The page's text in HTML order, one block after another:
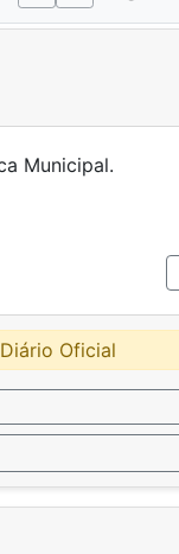
Orgânica
Oficial